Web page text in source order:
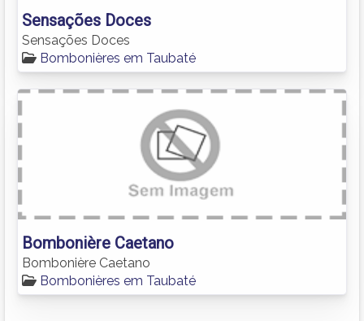
Sensações Doces
Sensações Doces
Bombonières em Taubaté
Bombonière Caetano
Bombonière Caetano
Bombonières em Taubaté